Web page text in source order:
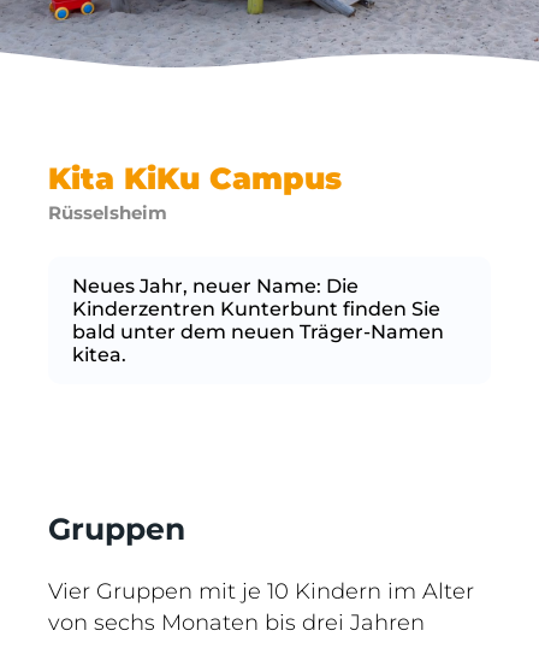
Kita KiKu Campus
Rüsselsheim
Neues Jahr, neuer Name: Die
Kinderzentren Kunterbunt finden Sie
bald unter dem neuen Träger-Namen
kitea.
Gruppen
Vier Gruppen mit je 10 Kindern im Alter
von sechs Monaten bis drei Jahren